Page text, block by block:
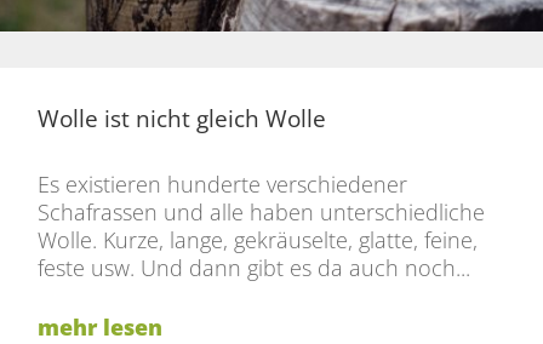
Wolle ist nicht gleich Wolle
Es existieren hunderte verschiedener
Schafrassen und alle haben unterschiedliche
Wolle. Kurze, lange, gekräuselte, glatte, feine,
feste usw. Und dann gibt es da auch noch...
mehr lesen